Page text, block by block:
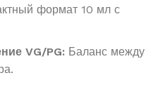
формат 10 мл с
VG/PG: Баланс между